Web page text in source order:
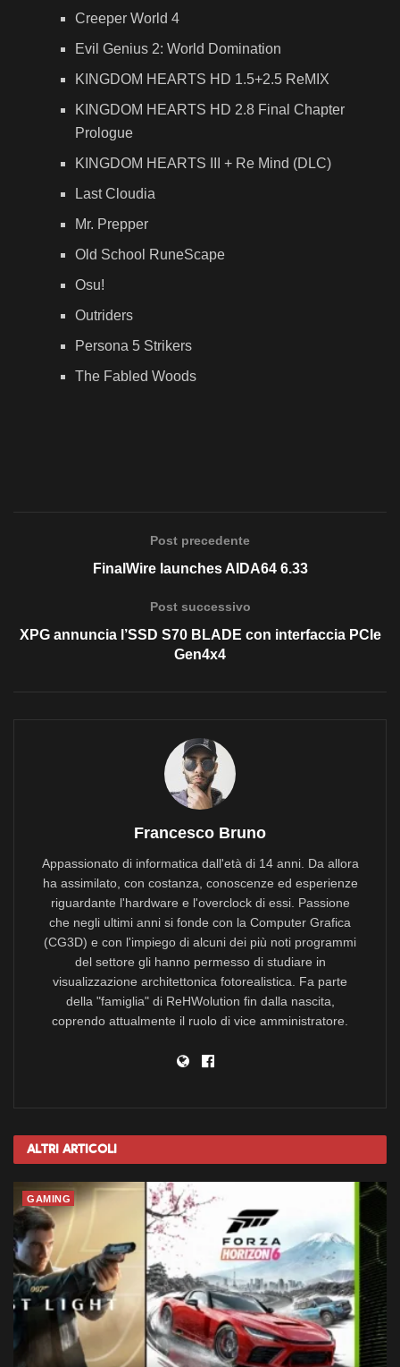
Creeper World 4
Evil Genius 2: World Domination
KINGDOM HEARTS HD 1.5+2.5 ReMIX
KINGDOM HEARTS HD 2.8 Final Chapter
Prologue
KINGDOM HEARTS III + Re Mind (DLC)
Last Cloudia
Mr. Prepper
Old School RuneScape
Osu!
Outriders
Persona 5 Strikers
The Fabled Woods
Post precedente
FinalWire launches AIDA64 6.33
Post successivo
XPG annuncia l’SSD S70 BLADE con interfaccia PCIe
Gen4x4
Francesco Bruno
Appassionato di informatica dall'età di 14 anni. Da allora
ha assimilato, con costanza, conoscenze ed esperienze
riguardante l'hardware e l'overclock di essi. Passione
che negli ultimi anni si fonde con la Computer Grafica
(CG3D) e con l'impiego di alcuni dei più noti programmi
del settore gli hanno permesso di studiare in
visualizzazione architettonica fotorealistica. Fa parte
della "famiglia" di ReHWolution fin dalla nascita,
coprendo attualmente il ruolo di vice amministratore.
Altri Articoli
GAMING